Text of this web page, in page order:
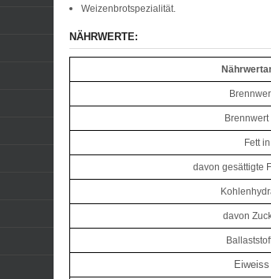
Weizenbrotspezialität.
NÄHRWERTE:
Brennwert
Fett
davon gesättigte
davon